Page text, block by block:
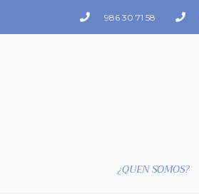
986 30 71 58
¿QUEN SOMOS?